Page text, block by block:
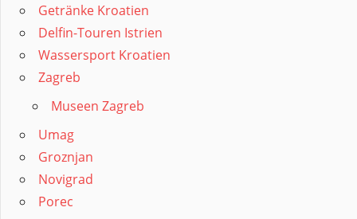
Getränke Kroatien
Delfin-Touren Istrien
Wassersport Kroatien
Zagreb
Museen Zagreb
Umag
Groznjan
Novigrad
Porec